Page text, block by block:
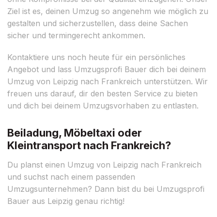
Ziel ist es, deinen Umzug so angenehm wie möglich zu
gestalten und sicherzustellen, dass deine Sachen
sicher und termingerecht ankommen.
Kontaktiere uns noch heute für ein persönliches
Angebot und lass Umzugsprofi Bauer dich bei deinem
Umzug von Leipzig nach Frankreich unterstützen. Wir
freuen uns darauf, dir den besten Service zu bieten
und dich bei deinem Umzugsvorhaben zu entlasten.
Beiladung, Möbeltaxi oder
Kleintransport nach Frankreich?
Du planst einen Umzug von Leipzig nach Frankreich
und suchst nach einem passenden
Umzugsunternehmen? Dann bist du bei Umzugsprofi
Bauer aus Leipzig genau richtig!